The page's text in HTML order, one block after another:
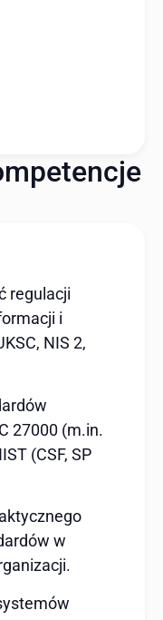
regulacji
i
NIS 2,
27000 (m.in.
(CSF, SP
w